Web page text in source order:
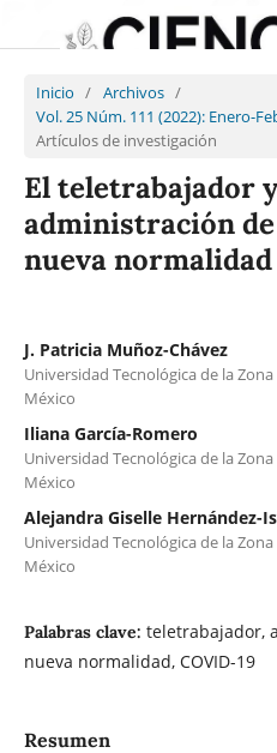
Inicio / Archivos /
Vol. 25 Núm. 111 (2022): Enero-
Artículos de investigación
El teletrabajador
administración
nueva normalidad
J. Patricia Muñoz-Chávez
Universidad Tecnológica de la
México
Iliana García-Romero
Universidad Tecnológica de la
México
Alejandra Giselle Hernández-
Universidad Tecnológica de la
México
Palabras clave: teletrabajador,
nueva normalidad, COVID-19
Resumen